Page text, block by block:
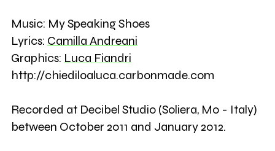
Music: My Speaking Shoes
Lyrics: Camilla Andreani
Graphics: Luca Fiandri
http://chiediloaluca.carbonmade.com
Recorded at Decibel Studio (Soliera, Mo - Italy)
between October 2011 and January 2012.